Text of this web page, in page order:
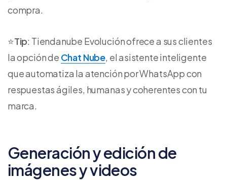
compra.
⭐Tip: Tiendanube Evolución ofrece a sus clientes
la opción de Chat Nube, el asistente inteligente
que automatiza la atención por WhatsApp con
respuestas ágiles, humanas y coherentes con tu
marca.
Generación y edición de
imágenes y videos